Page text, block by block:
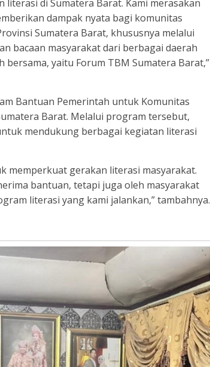
di Sumatera Barat. Kami merasakan
dampak nyata bagi komunitas
Sumatera Barat, khususnya melalui
bacaan masyarakat dari berbagai daerah
yaitu Forum TBM Sumatera Barat,”
Bantuan Pemerintah untuk Komunitas
Barat. Melalui program tersebut,
mendukung berbagai kegiatan literasi
memperkuat gerakan literasi masyarakat.
bantuan, tetapi juga oleh masyarakat
literasi yang kami jalankan,” tambahnya.